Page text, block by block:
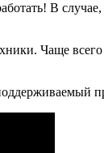
В
Чаще всего